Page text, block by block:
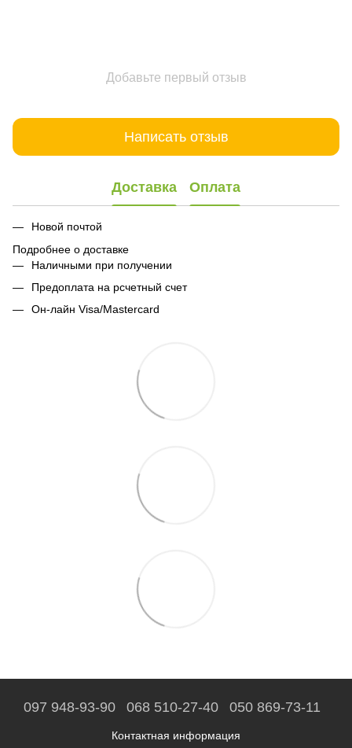
Добавьте первый отзыв
Написать отзыв
Доставка Оплата
Новой почтой
Подробнее о доставке
Наличными при получении
Предоплата на рсчетный счет
Он-лайн Visa/Mastercard
097 948-93-90 068 510-27-40 050 869-73-11
Контактная информация